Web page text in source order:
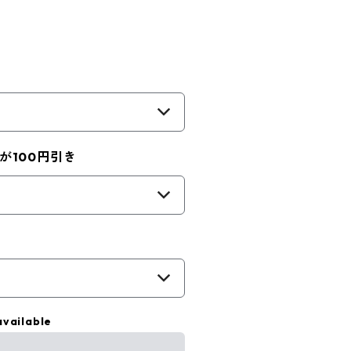
100円引き